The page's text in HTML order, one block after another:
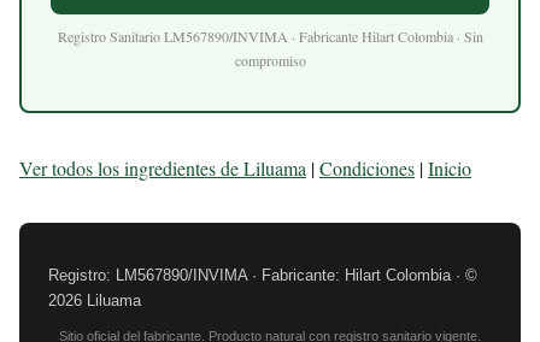
Registro Sanitario LM567890/INVIMA · Fabricante Hilart Colombia · Sin
compromiso
Ver todos los ingredientes de Liluama |Condiciones |Inicio
Registro: LM567890/INVIMA · Fabricante: Hilart Colombia · ©
2026 Liluama
Sitio oficial del fabricante. Producto natural con registro sanitario vigente.